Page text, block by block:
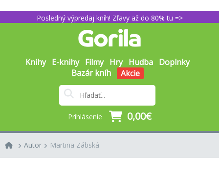
Posledný výpredaj kníh! Zľavy až do 80% tu =>
Knihy E-knihy Filmy Hry Hudba Doplnky
Bazár kníh
Akcie
Prihlásenie 0,00€
Autor Martina Zábská